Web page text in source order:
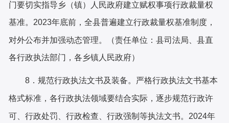
门要切实指导乡（镇）人民政府建立赋权事项行政裁量权
基准。2023年底前，全县普遍建立行政裁量权基准制度，
对外公布并加强动态管理。（责任单位：县司法局、县直
各行政执法部门 ，各乡镇人民政府）
8．规范行政执法文书及装备。 严格行政执法文书基本
格式标准，各行政执法领域要结合实际，逐步规范行政许
可、行政处罚、行政检查、行政强制等执法文书。 2024年